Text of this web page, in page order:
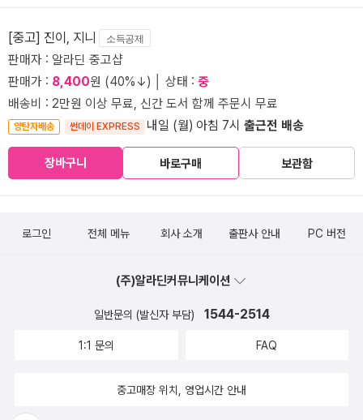
[중고] 진이, 지니 소득공제
판매자 : 알라딘 중고샵
판매가 : 8,400원 (40%↓) │ 상태 : 중
배송비 : 2만원 이상 무료, 신간 도서 함께 주문시 무료
양탄자배송 썬데이 EXPRESS 내일 (월) 아침 7시 출근전 배송
장바구니 바로구매 보관함
로그인 전체 메뉴 회사 소개 출판사 안내 PC 버전
(주)알라딘커뮤니케이션
일반문의 (발신자 부담) 1544-2514
1:1 문의 FAQ
중고매장 위치, 영업시간 안내